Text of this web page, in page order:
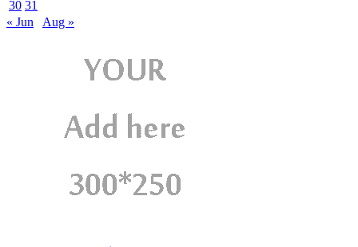
30 31
« Jun
Aug »